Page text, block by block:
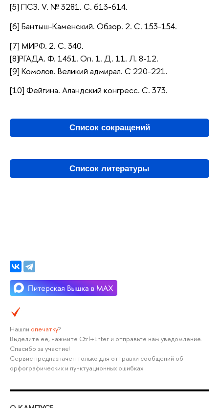
[5] ПСЗ. V. № 3281. С. 613-614.
[6] Бантыш-Каменский. Обзор. 2. С. 153-154.
[7] МИРФ. 2. С. 340.
[8]РГАДА. Ф. 1451. Оп. 1. Д. 11. Л. 8-12.
[9] Комолов. Великий адмирал. С 220-221.
[10] Фейгина. Аландский конгресс. С. 373.
Список сокращений
Список литературы
Нашли опечатку?
Выделите её, нажмите Ctrl+Enter и отправьте нам уведомление.
Спасибо за участие!
Сервис предназначен только для отправки сообщений об
орфографических и пунктуационных ошибках.